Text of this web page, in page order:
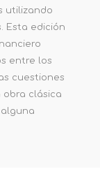
utilizando
Esta edición
entre los
cuestiones
obra clásica